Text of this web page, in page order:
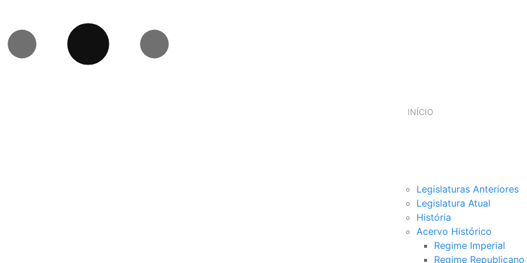
INÍCIO
Legislaturas Anteriores
Legislatura Atual
História
Acervo Histórico
Regime Imperial
Regime